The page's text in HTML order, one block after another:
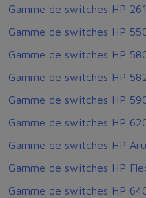
Gamme de switches HP
Gamme de switches HP
Gamme de switches HP
Gamme de switches HP
Gamme de switches HP
Gamme de switches HP
Gamme de switches HP
Gamme de switches HP
Gamme de switches HP